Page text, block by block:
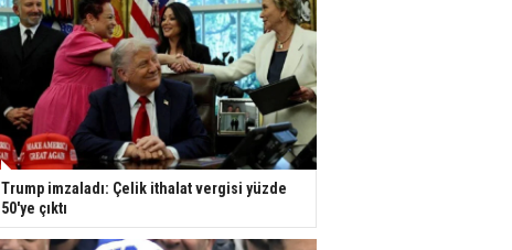
Trump imzaladı: Çelik ithalat vergisi yüzde
50'ye çıktı